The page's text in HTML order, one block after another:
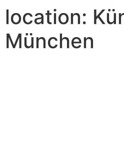
location:
München